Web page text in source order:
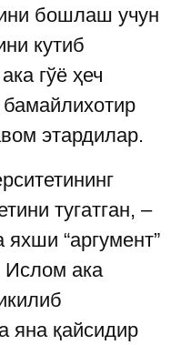
бошлаш учун
кутиб
гўё ҳеч
этардилар.
тугатган, –
“аргумент”
Ислом ака
яна қайсидир